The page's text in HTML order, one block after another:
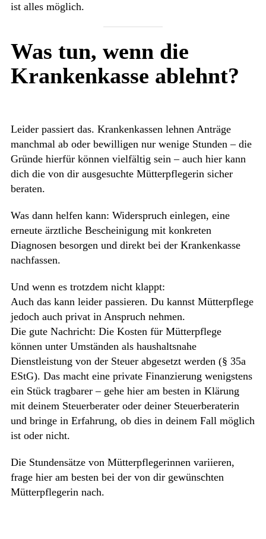
ist alles möglich.
Was tun, wenn die
Krankenkasse ablehnt?
Leider passiert das. Krankenkassen lehnen Anträge
manchmal ab oder bewilligen nur wenige Stunden – die
Gründe hierfür können vielfältig sein – auch hier kann
dich die von dir ausgesuchte Mütterpflegerin sicher
beraten.
Was dann helfen kann: Widerspruch einlegen, eine
erneute ärztliche Bescheinigung mit konkreten
Diagnosen besorgen und direkt bei der Krankenkasse
nachfassen.
Und wenn es trotzdem nicht klappt:
Auch das kann leider passieren. Du kannst Mütterpflege
jedoch auch privat in Anspruch nehmen.
Die gute Nachricht: Die Kosten für Mütterpflege
können unter Umständen als haushaltsnahe
Dienstleistung von der Steuer abgesetzt werden (§ 35a
EStG). Das macht eine private Finanzierung wenigstens
ein Stück tragbarer – gehe hier am besten in Klärung
mit deinem Steuerberater oder deiner Steuerberaterin
und bringe in Erfahrung, ob dies in deinem Fall möglich
ist oder nicht.
Die Stundensätze von Mütterpflegerinnen variieren,
frage hier am besten bei der von dir gewünschten
Mütterpflegerin nach.